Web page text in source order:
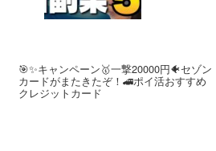
🎯✨キャンペーン🥇一撃20000円🐠セゾン
カードがまたきたぞ！🚄ポイ活おすすめ
クレジットカード